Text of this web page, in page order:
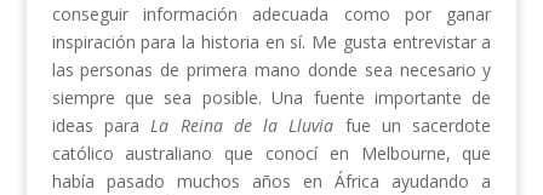
conseguir información adecuada como por ganar
inspiración para la historia en sí. Me gusta entrevistar a
las personas de primera mano donde sea necesario y
siempre que sea posible. Una fuente importante de
ideas paraLa Reina de la Lluvia fue un sacerdote
católico australiano que conocí en Melbourne, que
había pasado muchos años en África ayudando a